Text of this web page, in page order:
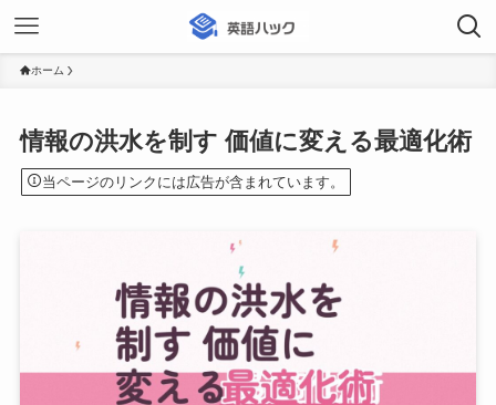
ホーム
情報の洪水を制す 価値に変える最適化術
当ページのリンクには広告が含まれています。